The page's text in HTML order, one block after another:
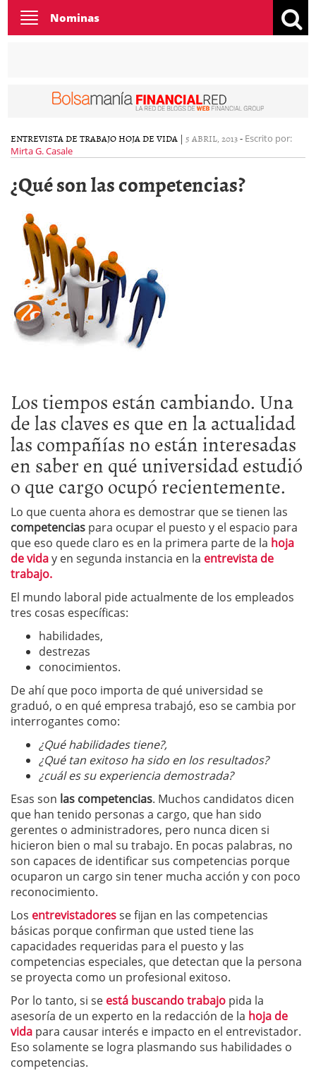
Toggle
navigation
Nominas
ENTREVISTA DE TRABAJOHOJA DE VIDA | 5 ABRIL, 2013- Escrito por:
Mirta G. Casale
¿Qué son las competencias?
Los tiempos están cambiando. Una
de las claves es que en la actualidad
las compañías no están interesadas
en saber en qué universidad estudió
o que cargo ocupó recientemente.
Lo que cuenta ahora es demostrar que se tienen las
competencias para ocupar el puesto y el espacio para
que eso quede claro es en la primera parte de la hoja
de viday en segunda instancia en la entrevista de
trabajo.
El mundo laboral pide actualmente de los empleados
tres cosas específicas:
habilidades,
destrezas
conocimientos.
De ahí que poco importa de qué universidad se
graduó, o en qué empresa trabajó, eso se cambia por
interrogantes como:
¿Qué habilidades tiene?,
¿Qué tan exitoso ha sido en los resultados?
¿cuál es su experiencia demostrada?
Esas son las competencias. Muchos candidatos dicen
que han tenido personas a cargo, que han sido
gerentes o administradores, pero nunca dicen si
hicieron bien o mal su trabajo. En pocas palabras, no
son capaces de identificar sus competencias porque
ocuparon un cargo sin tener mucha acción y con poco
reconocimiento.
Los entrevistadoresse fijan en las competencias
básicas porque confirman que usted tiene las
capacidades requeridas para el puesto y las
competencias especiales, que detectan que la persona
se proyecta como un profesional exitoso.
Por lo tanto, si se está buscando trabajo pida la
asesoría de un experto en la redacción de la hoja de
vida para causar interés e impacto en el entrevistador.
Eso solamente se logra plasmando sus habilidades o
competencias.